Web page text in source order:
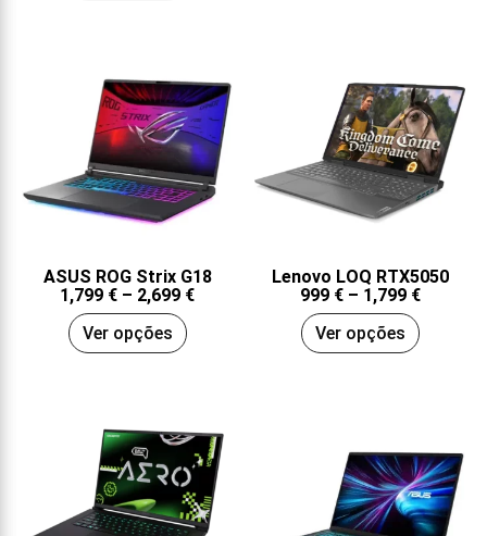
ASUS ROG Strix G18
1,799 € – 2,699 €
Ver opções
Lenovo LOQ RTX5050
999 € – 1,799 €
Ver opções